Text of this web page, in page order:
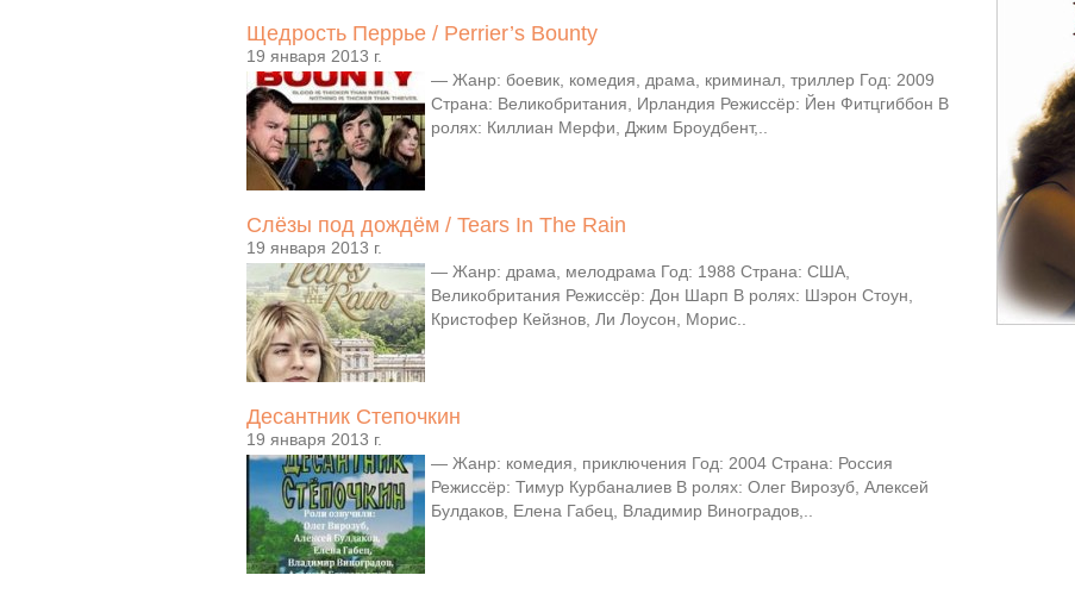
Щедрость Перрье / Perrier’s Bounty
19 января 2013 г.
— Жанр: боевик, комедия, драма, криминал, триллер Год: 2009
Страна: Великобритания, Ирландия Режиссёр: Йен Фитцгиббон В
ролях: Киллиан Мерфи, Джим Броудбент,..
Слёзы под дождём / Tears In The Rain
19 января 2013 г.
— Жанр: драма, мелодрама Год: 1988 Страна: США,
Великобритания Режиссёр: Дон Шарп В ролях: Шэрон Стоун,
Кристофер Кейзнов, Ли Лоусон, Морис..
Десантник Степочкин
19 января 2013 г.
— Жанр: комедия, приключения Год: 2004 Страна: Россия
Режиссёр: Тимур Курбаналиев В ролях: Олег Вирозуб, Алексей
Булдаков, Елена Габец, Владимир Виноградов,..